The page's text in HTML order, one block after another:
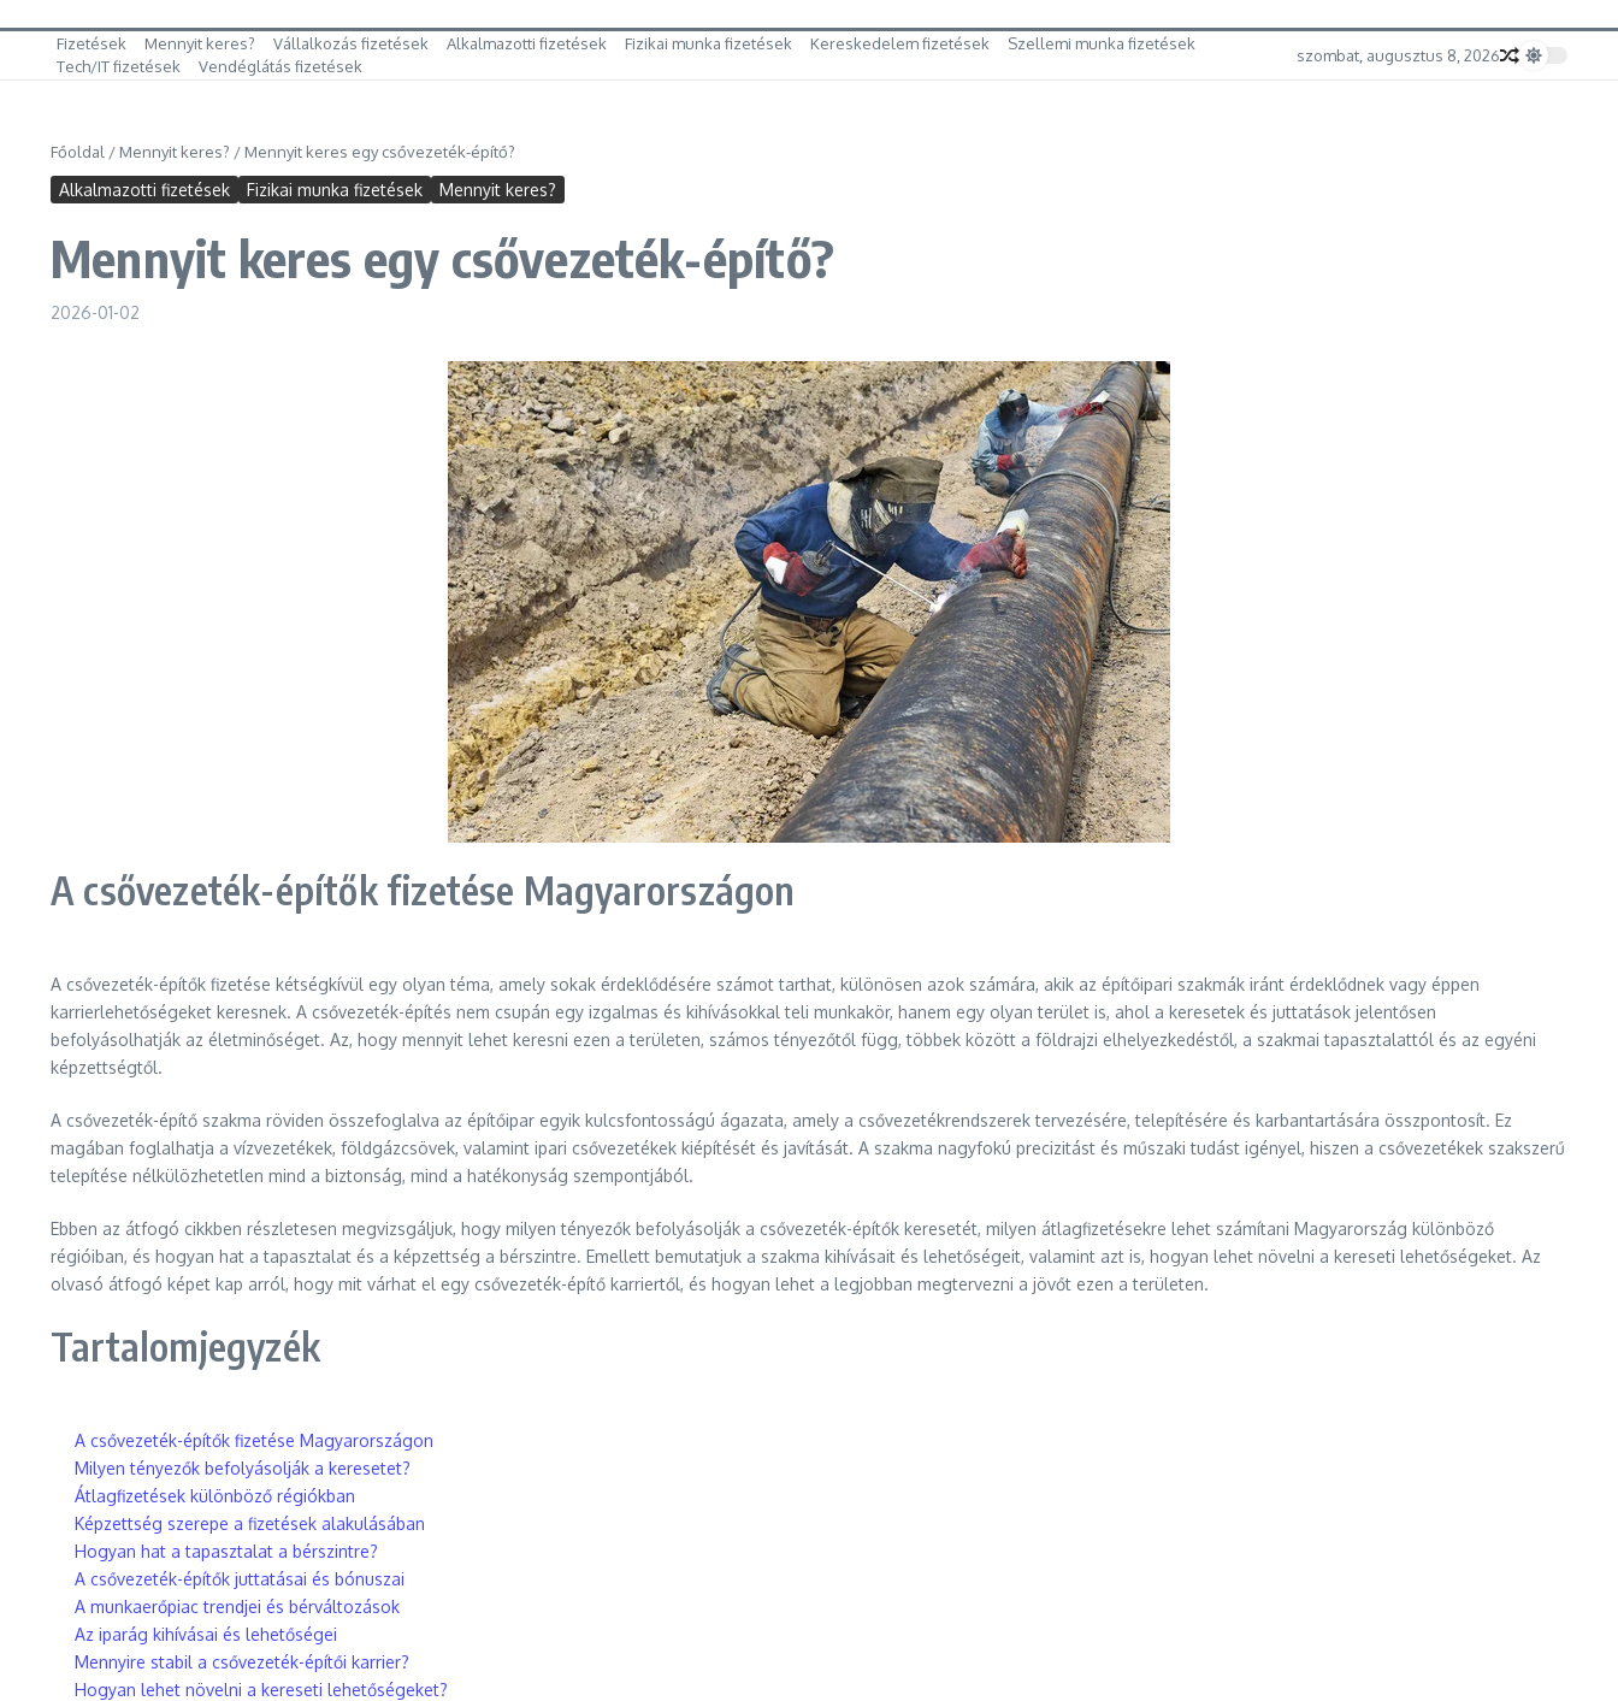
Fizetések Mennyit keres? Vállalkozás fizetések Alkalmazotti fizetések Fizikai munka fizetések Kereskedelem fizetések
Szellemi munka fizetések
Tech/IT fizetések
Vendéglátás fizetések
szombat, augusztus 8, 2026
Főoldal / Mennyit keres? / Mennyit keres egy csővezeték-építő?
Alkalmazotti fizetések Fizikai munka fizetések Mennyit keres?
Mennyit keres egy csővezeték-építő?
2026-01-02
A csővezeték-építők fizetése Magyarországon
A csővezeték-építők fizetése kétségkívül egy olyan téma, amely sokak érdeklődésére számot tarthat, különösen azok számára, akik az építőipari szakmák iránt érdeklődnek vagy éppen
karrierlehetőségeket keresnek. A csővezeték-építés nem csupán egy izgalmas és kihívásokkal teli munkakör, hanem egy olyan terület is, ahol a keresetek és juttatások jelentősen
befolyásolhatják az életminőséget. Az, hogy mennyit lehet keresni ezen a területen, számos tényezőtől függ, többek között a földrajzi elhelyezkedéstől, a szakmai tapasztalattól és az egyéni
képzettségtől.
A csővezeték-építő szakma röviden összefoglalva az építőipar egyik kulcsfontosságú ágazata, amely a csővezetékrendszerek tervezésére, telepítésére és karbantartására összpontosít. Ez
magában foglalhatja a vízvezetékek, földgázcsövek, valamint ipari csővezetékek kiépítését és javítását. A szakma nagyfokú precizitást és műszaki tudást igényel, hiszen a csővezetékek szakszerű
telepítése nélkülözhetetlen mind a biztonság, mind a hatékonyság szempontjából.
Ebben az átfogó cikkben részletesen megvizsgáljuk, hogy milyen tényezők befolyásolják a csővezeték-építők keresetét, milyen átlagfizetésekre lehet számítani Magyarország különböző
régióiban, és hogyan hat a tapasztalat és a képzettség a bérszintre. Emellett bemutatjuk a szakma kihívásait és lehetőségeit, valamint azt is, hogyan lehet növelni a kereseti lehetőségeket. Az
olvasó átfogó képet kap arról, hogy mit várhat el egy csővezeték-építő karriertől, és hogyan lehet a legjobban megtervezni a jövőt ezen a területen.
Tartalomjegyzék
A csővezeték-építők fizetése Magyarországon
Milyen tényezők befolyásolják a keresetet?
Átlagfizetések különböző régiókban
Képzettség szerepe a fizetések alakulásában
Hogyan hat a tapasztalat a bérszintre?
A csővezeték-építők juttatásai és bónuszai
A munkaerőpiac trendjei és bérváltozások
Az iparág kihívásai és lehetőségei
Mennyire stabil a csővezeték-építői karrier?
Hogyan lehet növelni a kereseti lehetőségeket?